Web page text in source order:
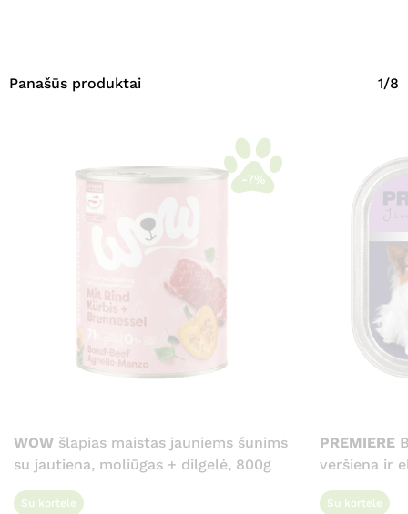
Panašūs produktai 1/8
-7%
WOW šlapias maistas jauniems šunims
su jautiena, moliūgas + dilgelė, 800g
Su kortele
PREMIERE
veršiena ir
Su kortele